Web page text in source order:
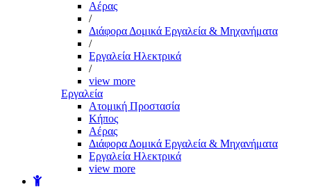
Αέρας
/
Διάφορα Δομικά Εργαλεία & Μηχανήματα
/
Εργαλεία Ηλεκτρικά
/
view more
Εργαλεία
Aτομική Προστασία
Kήπος
Αέρας
Διάφορα Δομικά Εργαλεία & Μηχανήματα
Εργαλεία Ηλεκτρικά
view more